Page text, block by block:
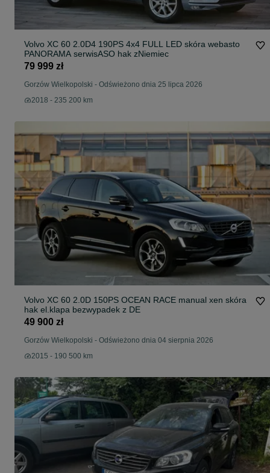
Volvo XC 60 2.0D4 190PS 4x4 FULL LED skóra webasto
PANORAMA serwisASO hak zNiemiec
79 999 zł
Gorzów Wielkopolski - Odświeżono dnia 25 lipca 2026
2018 - 235 200 km
Volvo XC 60 2.0D 150PS OCEAN RACE manual xen skóra
hak el.klapa bezwypadek z DE
49 900 zł
Gorzów Wielkopolski - Odświeżono dnia 04 sierpnia 2026
2015 - 190 500 km